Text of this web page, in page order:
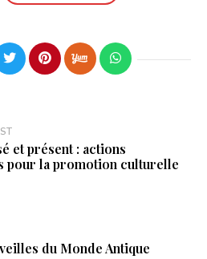
et présent : actions
pour la promotion culturelle
du Monde Antique